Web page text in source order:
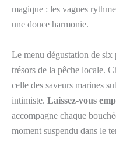
magique : les vagues
une douce harmonie.
Le menu dégustation de six
trésors de la pêche locale.
celle des saveurs marines
intimiste. Laissez-vous
accompagne chaque
moment suspendu dans le